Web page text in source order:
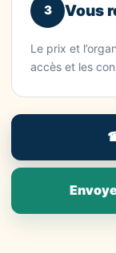
3 Vous
Le prix et
accès et les